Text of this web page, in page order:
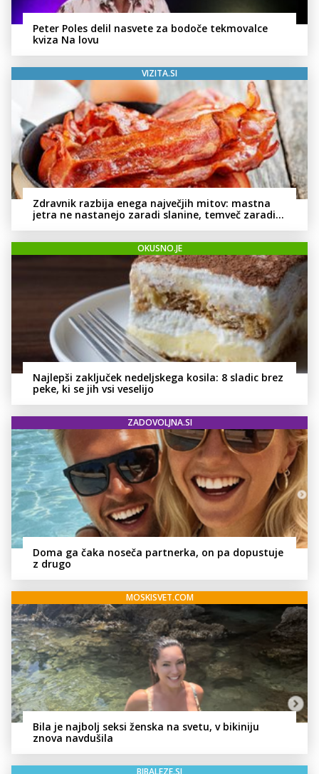
Peter Poles delil nasvete za bodoče tekmovalce
kviza Na lovu
VIZITA.SI
Zdravnik razbija enega največjih mitov: mastna
jetra ne nastanejo zaradi slanine, temveč zaradi
OKUSNO.JE
Najlepši zaključek nedeljskega kosila: 8 sladic brez
peke, ki se jih vsi veselijo
ZADOVOLJNA.SI
Doma ga čaka noseča partnerka, on pa dopustuje
z drugo
MOSKISVET.COM
Bila je najbolj seksi ženska na svetu, v bikiniju
znova navdušila
BIBALEZE.SI